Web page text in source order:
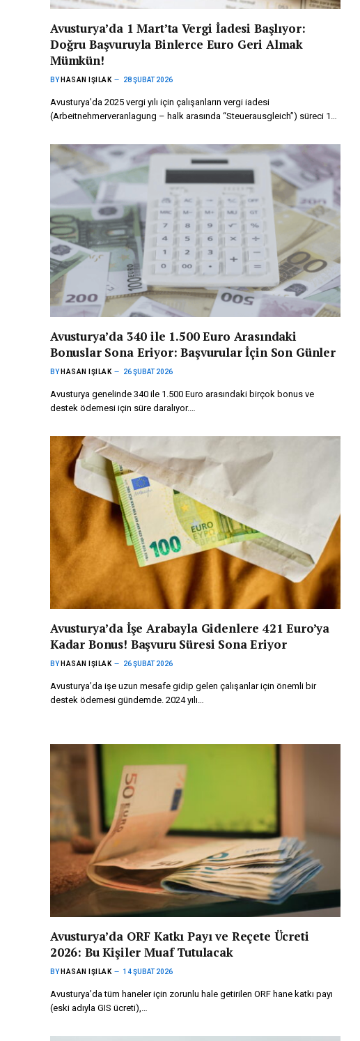
Avusturya’da 1 Mart’ta Vergi İadesi Başlıyor:
Doğru Başvuruyla Binlerce Euro Geri Almak
Mümkün!
BY HASAN IŞILAK 28 ŞUBAT 2026
Avusturya’da 2025 vergi yılı için çalışanların vergi iadesi
(Arbeitnehmerveranlagung – halk arasında “Steuerausgleich”) süreci 1…
Avusturya’da 340 ile 1.500 Euro Arasındaki
Bonuslar Sona Eriyor: Başvurular İçin Son Günler
BY HASAN IŞILAK 26 ŞUBAT 2026
Avusturya genelinde 340 ile 1.500 Euro arasındaki birçok bonus ve
destek ödemesi için süre daralıyor.…
Avusturya’da İşe Arabayla Gidenlere 421 Euro’ya
Kadar Bonus! Başvuru Süresi Sona Eriyor
BY HASAN IŞILAK 26 ŞUBAT 2026
Avusturya’da işe uzun mesafe gidip gelen çalışanlar için önemli bir
destek ödemesi gündemde. 2024 yılı…
Avusturya’da ORF Katkı Payı ve Reçete Ücreti
2026: Bu Kişiler Muaf Tutulacak
BY HASAN IŞILAK 14 ŞUBAT 2026
Avusturya’da tüm haneler için zorunlu hale getirilen ORF hane katkı payı
(eski adıyla GIS ücreti),…